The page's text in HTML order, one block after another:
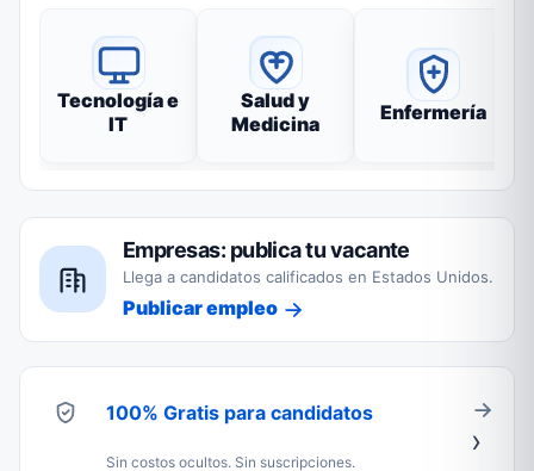
Tecnología e
IT
Salud y
Medicina
Enfermería
Empresas: publica tu vacante
Llega a candidatos calificados en Estados Unidos.
Publicar empleo
100% Gratis para candidatos
Sin costos ocultos. Sin suscripciones.